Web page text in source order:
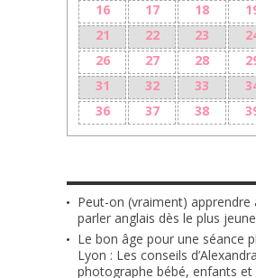
16
17 18
21
22 23
26
27 28
31
32 33
36
37 38
Peut-on (vraiment) apprendre
parler anglais dès le plus
Le bon âge pour une séance
Lyon : Les conseils
photographe bébé, enfants et